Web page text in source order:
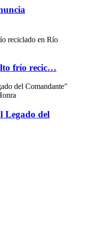
frío recic…
Legado del